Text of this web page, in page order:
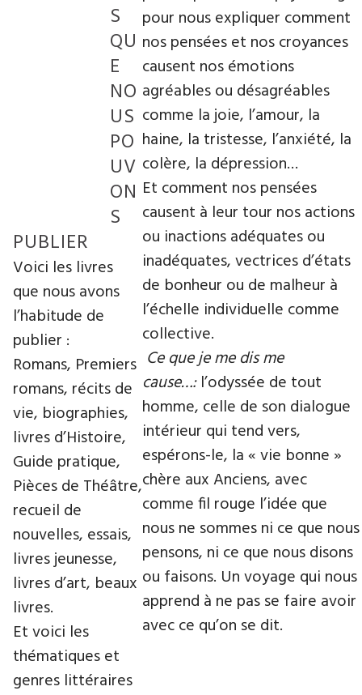
pour nous expliquer comment
nos pensées et nos croyances
causent nos émotions
agréables ou désagréables
comme la joie, l’amour, la
haine, la tristesse, l’anxiété, la
colère, la dépression…
Et comment nos pensées
causent à leur tour nos actions
ou inactions adéquates ou
inadéquates, vectrices d’états
de bonheur ou de malheur à
l’échelle individuelle comme
collective.
Ce que je me dis me
cause…:l’odyssée de tout
homme, celle de son dialogue
intérieur qui tend vers,
espérons-le, la « vie bonne »
chère aux Anciens, avec
comme fil rouge l’idée que
nous ne sommes ni ce que nous
pensons, ni ce que nous disons
ou faisons. Un voyage qui nous
apprend à ne pas se faire avoir
avec ce qu’on se dit.
S
QU
E
NO
US
PO
UV
ON
S
PUBLIER
Voici les livres
que nous avons
l’habitude de
publier :
Romans, Premiers
romans, récits de
vie, biographies,
livres d’Histoire,
Guide pratique,
Pièces de Théâtre,
recueil de
nouvelles, essais,
livres jeunesse,
livres d’art, beaux
livres.
Et voici les
thématiques et
genres littéraires